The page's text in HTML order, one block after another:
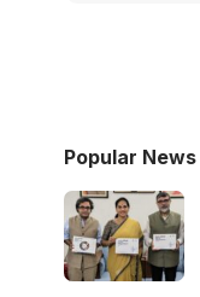
Popular News